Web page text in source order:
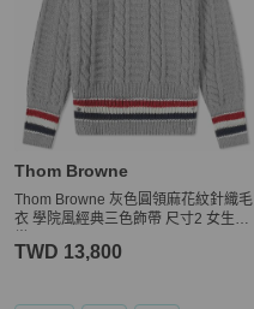
Thom Browne
Thom Browne 灰色圓領麻花紋針織毛
衣 學院風經典三色飾帶 尺寸2 女生可
TWD 13,800